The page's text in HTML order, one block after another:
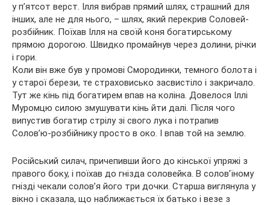
у п’ятсот верст. Ілля вибрав прямий шлях, страшний для
інших, але не для нього, – шлях, який перекрив Соловей-
розбійник. Поїхав Ілля на своїй коня богатирському
прямою дорогою. Швидко промайнув через долини, річки
і гори.
Коли він вже був у промові Смородинки, темного болота і
у старої берези, те страховисько засвистіло і закричало.
Тут же кінь під богатирем впав на коліна. Довелося Іллі
Муромцю силою змушувати кінь йти далі. Після чого
випустив богатир стрілу зі свого лука і потрапив
Солов’ю-розбійнику просто в око. І впав той на землю.
Російський силач, причепивши його до кінської упряжі з
правого боку, і поїхав до гнізда соловейка. В солов’їному
гнізді чекали солов’я його три дочки. Старша виглянула у
вікно і сказала, що наближається їх батько і везе з